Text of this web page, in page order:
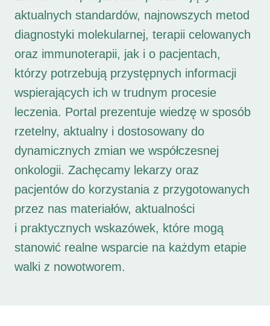
aktualnych standardów, najnowszych metod
diagnostyki molekularnej, terapii celowanych
oraz immunoterapii, jak i o pacjentach,
którzy potrzebują przystępnych informacji
wspierających ich w trudnym procesie
leczenia. Portal prezentuje wiedzę w sposób
rzetelny, aktualny i dostosowany do
dynamicznych zmian we współczesnej
onkologii. Zachęcamy lekarzy oraz
pacjentów do korzystania z przygotowanych
przez nas materiałów, aktualności
i praktycznych wskazówek, które mogą
stanowić realne wsparcie na każdym etapie
walki z nowotworem.